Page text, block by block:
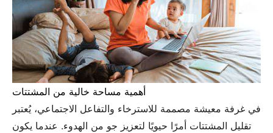
أهمية مساحة خالية من المشتتات
في غرفة معيشة مصممة للاسترخاء والتفاعل الاجتماعي، يُعتبر
تقليل المشتتات أمرًا حيويًا لتعزيز جو من الهدوء. عندما يكون